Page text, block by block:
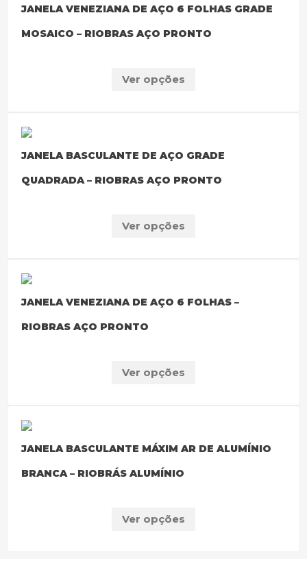
JANELA VENEZIANA DE AÇO 6 FOLHAS GRADE
MOSAICO – RIOBRAS AÇO PRONTO
Ver opções
JANELA BASCULANTE DE AÇO GRADE
QUADRADA – RIOBRAS AÇO PRONTO
Ver opções
JANELA VENEZIANA DE AÇO 6 FOLHAS –
RIOBRAS AÇO PRONTO
Ver opções
JANELA BASCULANTE MÁXIM AR DE ALUMÍNIO
BRANCA – RIOBRÁS ALUMÍNIO
Ver opções